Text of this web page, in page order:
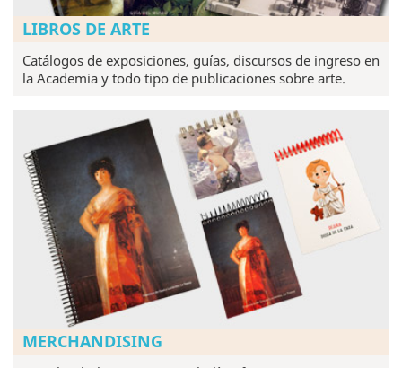
LIBROS DE ARTE
Catálogos de exposiciones, guías, discursos de ingreso en
la Academia y todo tipo de publicaciones sobre arte.
MERCHANDISING